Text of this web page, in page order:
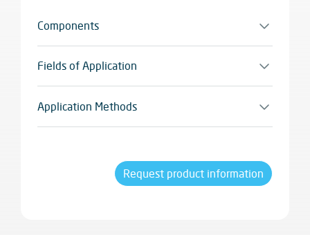
Components
Monocomponente
Fields of Application
Isolar entre parede e o pavimento com azulejos,
entre outros sob consulta
Application Methods
Aplicação manual
Request product information